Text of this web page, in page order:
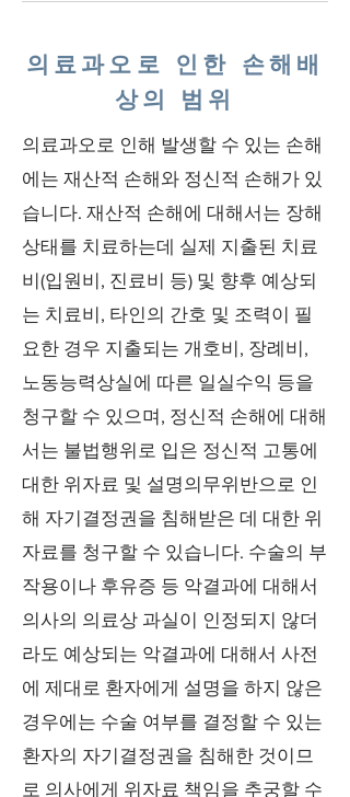
의료과오로 인한 손해배
상의 범위
의료과오로 인해 발생할 수 있는 손해
에는 재산적 손해와 정신적 손해가 있
습니다. 재산적 손해에 대해서는 장해
상태를 치료하는데 실제 지출된 치료
비(입원비, 진료비 등) 및 향후 예상되
는 치료비, 타인의 간호 및 조력이 필
요한 경우 지출되는 개호비, 장례비,
노동능력상실에 따른 일실수익 등을
청구할 수 있으며, 정신적 손해에 대해
서는 불법행위로 입은 정신적 고통에
대한 위자료 및 설명의무위반으로 인
해 자기결정권을 침해받은 데 대한 위
자료를 청구할 수 있습니다. 수술의 부
작용이나 후유증 등 악결과에 대해서
의사의 의료상 과실이 인정되지 않더
라도 예상되는 악결과에 대해서 사전
에 제대로 환자에게 설명을 하지 않은
경우에는 수술 여부를 결정할 수 있는
환자의 자기결정권을 침해한 것이므
로 의사에게 위자료 책임을 추궁할 수